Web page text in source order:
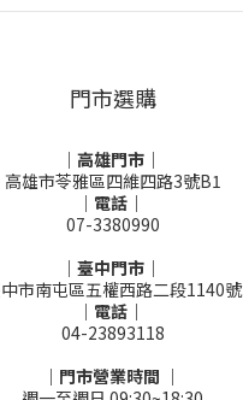
門市選購
｜高雄門市｜
高雄市苓雅區四維四路3號B1
｜電話｜
07-3380990
｜臺中門市｜
市南屯區五權西路二段1140號
｜電話｜
04-23893118
｜門市營業時間 ｜